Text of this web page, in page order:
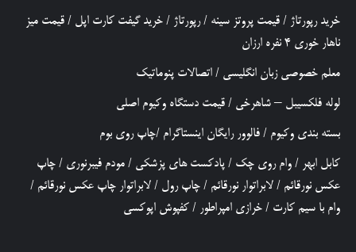
خرید رپورتاژ / قیمت پروتز سینه /رپورتاژ / خرید گیفت کارت اپل / قیمت میز
ناهار خوری 4 نفره ارزان
معلم خصوصی زبان انگلیسی / اتصالات پنوماتیک
لوله فلکسیبل – شاهرخی / قیمت دستگاه وکیوم اصلی
بسته بندی وکیوم / فالوور رایگان اینستاگرام /چاپ روی بوم
کابل ابهر / وام روی چک / پادکست های پزشکی / مودم فیبرنوری / چاپ
عکس نورقائم / لابراتوار نورقائم / چاپ رول / لابراتوار چاپ عکس نورقائم /
وام با سیم کارت / خرازی امپراطور / کفپوش اپوکسی